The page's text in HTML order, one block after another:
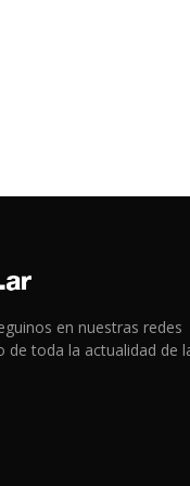
en nuestras redes
de toda la actualidad de